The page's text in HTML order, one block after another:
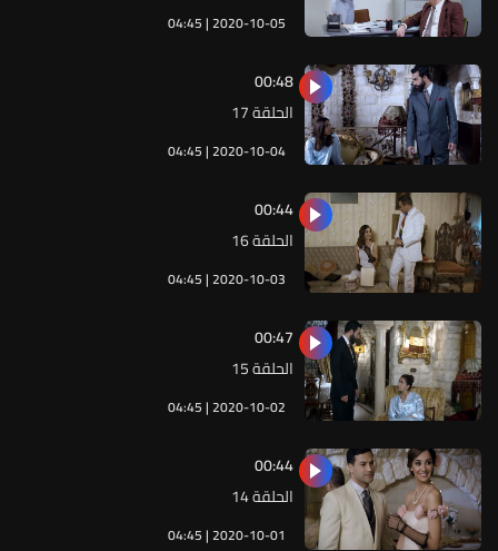
04:45 | 2020-10-05
04:45 | 2020-10-04
الحلقة 17
00:48
04:45 | 2020-10-03
الحلقة 16
00:44
04:45 | 2020-10-02
الحلقة 15
00:47
04:45 | 2020-10-01
الحلقة 14
00:44